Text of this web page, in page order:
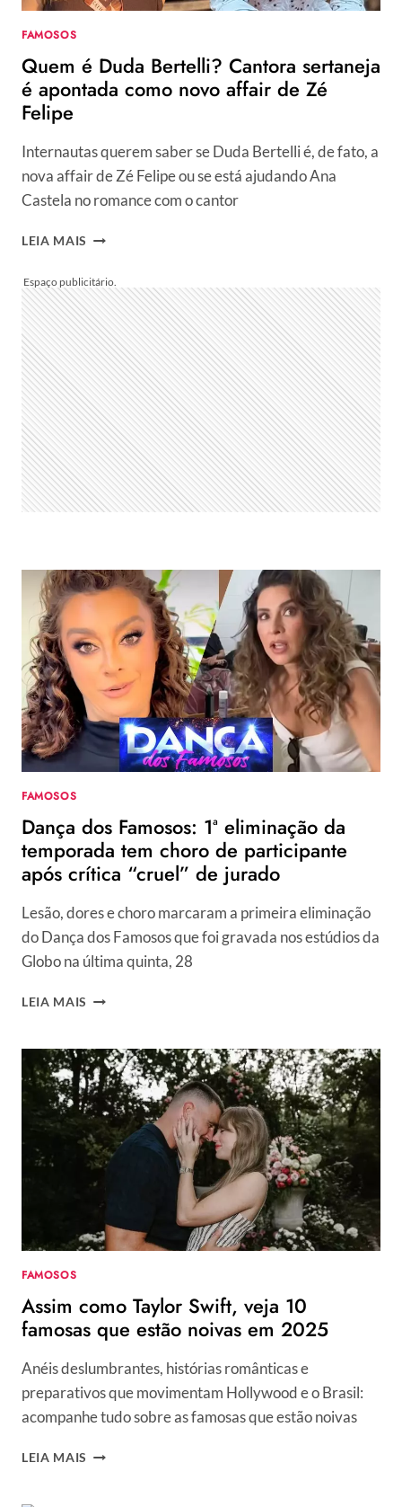
FAMOSOS
Quem é Duda Bertelli? Cantora sertaneja
é apontada como novo affair de Zé
Felipe
Internautas querem saber se Duda Bertelli é, de fato, a
nova affair de Zé Felipe ou se está ajudando Ana
Castela no romance com o cantor
LEIA MAIS QUEM
BERTELLI?
CANTORA
SERTANEJA
É
APONTADA
COMO
NOVO
AFFAIR
DE
ZÉ
FELIPE
FAMOSOS
Dança dos Famosos: 1ª eliminação da
temporada tem choro de participante
após crítica “cruel” de jurado
Lesão, dores e choro marcaram a primeira eliminação
do Dança dos Famosos que foi gravada nos estúdios da
Globo na última quinta, 28
LEIA MAIS DANÇA
1ª
ELIMINAÇÃO
DA
TEMPORADA
TEM
CHORO
DE
PARTICIPANTE
APÓS
CRÍTICA
“CRUEL”
FAMOSOS
Assim como Taylor Swift, veja 10
famosas que estão noivas em 2025
Anéis deslumbrantes, histórias românticas e
preparativos que movimentam Hollywood e o Brasil:
acompanhe tudo sobre as famosas que estão noivas
LEIA MAIS ASSIM